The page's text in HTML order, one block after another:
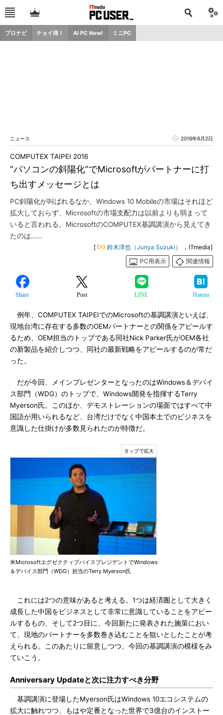
プロナビ チョイ得！ AI PC Now! ミニPC
ニュース 2016年6月2日
“パソコンの斜陽化”でMicrosoftがパートナーに打
ち出すメッセージとは
COMPUTEX TAIPEI 2016
PC斜陽化が叫ばれるなか、Windows 10 Mobileの市場はそれほど
拡大しておらず、Microsoftの市場支配力は以前よりも弱まって
いると言われる。MicrosoftのCOMPUTEX基調講演から見えてき
たのは……
[ 鈴木淳也（Junya Suzuki）
，ITmedia]
PC用表示
関連情報
Share Post LINE Hatena
例年、COMPUTEX TAIPEIでのMicrosoftの基調講演といえば、
現地台湾に存在する多数のOEMパートナーとの関係をアピールす
るため、OEM担当のトップである同社Nick Parker氏がOEM各社
の新製品を紹介しつつ、同社の最新戦略をアピールするのが常だ
った。
だが今回、メインプレゼンターとなったのはWindows＆デバイ
ス部門（WDG）のトップで、Windows開発を指揮するTerry
Myerson氏。このほか、デモストレーションの場面ではすべて中
国語が用いられるなど、台湾だけでなく中国本土でのビジネスを
意識した仕掛けが多数見られたのが特徴だ。
米MicrosoftエグゼクティブバイスプレジデントでWindows
＆デバイス部門（WDG）担当のTerry Myerson氏
これには2つの意味があると考える。1つは経済圏として大きく
成長した中国をビジネスとして非常に意識していることをアピー
ルするもの、そして2つ目に、今回新たに発表された施策におい
て、現地のパートナーを多数巻き込むことを狙いとしたことが考
えられる。このあたりに留意しつつ、今回の基調講演の模様をみ
ていこう。
Anniversary Updateと次に注力すべき分野
基調講演に登場したMyerson氏はWindows 10エコシステムの
拡大に触れつつ、もはや定番となった世界で3億台のインストー